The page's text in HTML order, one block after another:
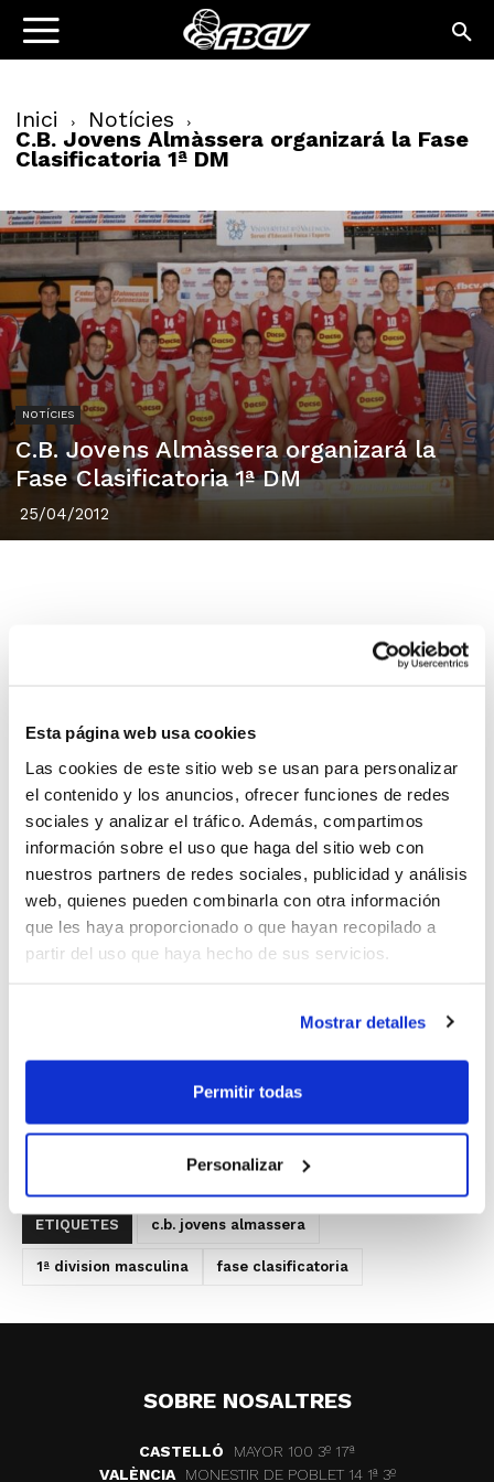
Esta página web usa cookies
Las cookies de este sitio web se usan para personalizar
el contenido y los anuncios, ofrecer funciones de redes
sociales y analizar el tráfico. Además, compartimos
información sobre el uso que haga del sitio web con
nuestros partners de redes sociales, publicidad y análisis
web, quienes pueden combinarla con otra información
que les haya proporcionado o que hayan recopilado a
partir del uso que haya hecho de sus servicios.
Mostrar detalles
Permitir todas
Personalizar
Inici Notícies
C.B. Jovens Almàssera organizará la Fase
Clasificatoria 1ª DM
NOTÍCIES
C.B. Jovens Almàssera organizará la
Fase Clasificatoria 1ª DM
25/04/2012
De acuerdo a las solicitudes recibidas y a las
la Fase Clasificatoria Cto. de España 1ª División
Masculina.
La Fase Clasificatoria será a partido único entre el
primer clasificado del Grupo A (C.B. Jovens Almàssera)
y el primer clasificado del Grupo B (equipo por
determinar). El vencedor conseguirá directamente el
ascenso a Liga EBA, mientras que el otro equipo
participará en la posterior Fase Final por el Ascenso.
Municipal de Almàssera el domingo 6 de
ETIQUETES c.b. jovens almassera
1ª division masculina fase clasificatoria
SOBRE NOSALTRES
CASTELLÓ
MAYOR 100 3º 17ª
VALÈNCIA
MONESTIR DE POBLET 14 1ª 3º